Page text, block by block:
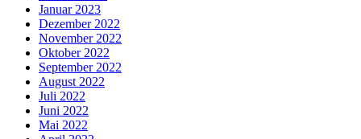
Januar 2023
Dezember 2022
November 2022
Oktober 2022
September 2022
August 2022
Juli 2022
Juni 2022
Mai 2022